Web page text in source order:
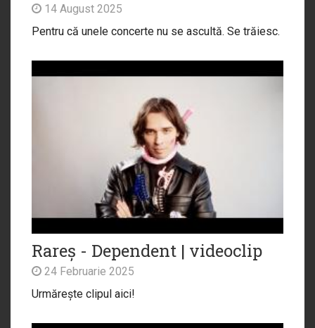
14 August 2025
Pentru că unele concerte nu se ascultă. Se trăiesc.
Rareș - Dependent | videoclip
24 Februarie 2025
Urmărește clipul aici!